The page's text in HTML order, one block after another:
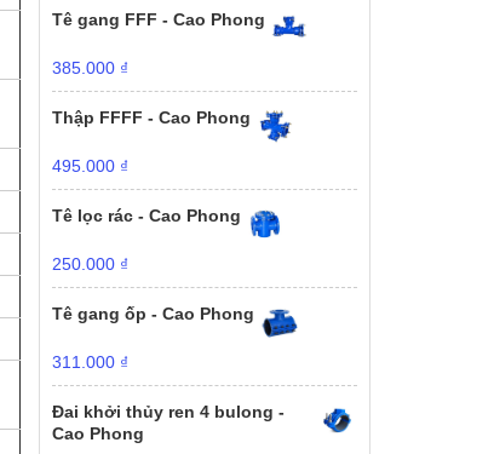
Tê gang FFF - Cao Phong
385.000 ₫
Thập FFFF - Cao Phong
495.000 ₫
Tê lọc rác - Cao Phong
250.000 ₫
Tê gang ốp - Cao Phong
311.000 ₫
Đai khởi thủy ren 4 bulong -
Cao Phong